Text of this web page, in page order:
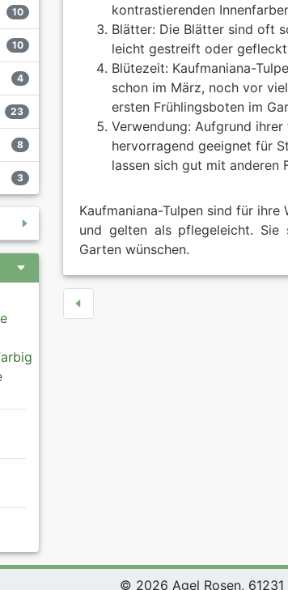
10
10
4
23
8
3
kontrastierenden
Blätter: Die Blätter sind oft
leicht gestreift oder
Blütezeit: Kaufmaniana-
schon im März, noch vor
ersten Frühlingsboten im
Verwendung: Aufgrund
hervorragend geeignet für
lassen sich gut mit anderen
Kaufmaniana-Tulpen sind für
und gelten als pflegeleicht.
Garten wünschen.
© 2026 Agel Rosen,